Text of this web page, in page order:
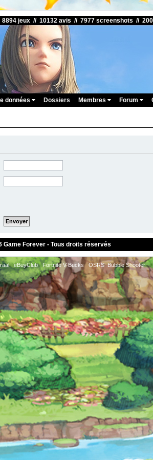
8894 jeux // 10132 avis // 7977 screenshots //
données Dossiers Membres Forum
Game Forever - Tous droits réservés
eBuyClub Fortnite V-Bucks OSRS Bubble Shooter